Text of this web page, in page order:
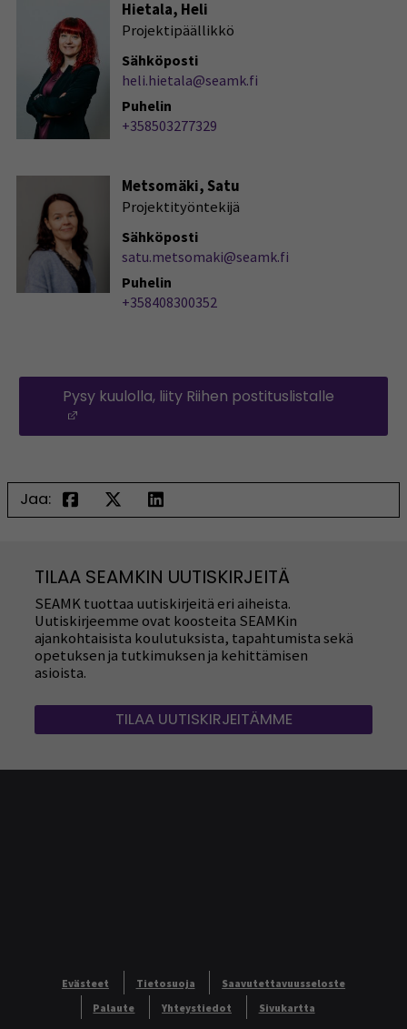
Hietala, Heli
Projektipäällikkö
Sähköposti
heli.hietala@seamk.fi
Puhelin
+358503277329
Metsomäki, Satu
Projektityöntekijä
Sähköposti
satu.metsomaki@seamk.fi
Puhelin
+358408300352
Pysy kuulolla, liity Riihen postituslistalle
Jaa:
TILAA SEAMKIN UUTISKIRJEITÄ
SEAMK tuottaa uutiskirjeitä eri aiheista.
Uutiskirjeemme ovat koosteita SEAMKin
ajankohtaisista koulutuksista, tapahtumista sekä
opetuksen ja tutkimuksen ja kehittämisen
asioista.
TILAA UUTISKIRJEITÄMME
Evästeet Tietosuoja
Saavutettavuusseloste
Palaute
Yhteystiedot Sivukartta